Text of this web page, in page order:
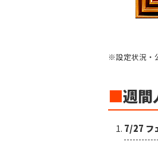
※設定状況・
■週間
7/27 フ